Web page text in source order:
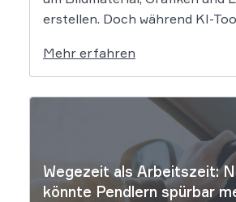
erstellen. Doch während KI-
Sekundenschnelle
Ergebnisse liefern, wirft der
Algorithmen in der
komplexe juristische Fragen
Urheberrecht, das
Patentrecht […]
Mehr erfahren
Wegezeit als Arbeitszeit:
könnte Pendlern spürbar